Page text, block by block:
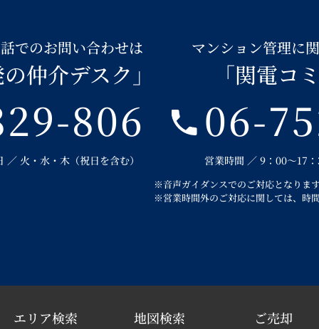
でのお問い合わせは
仲介デスク」
806
火・水・木（祝日を含む）
マンション管理に
「関電コ
06-
営業時間 ／ 9：00～17
※音声ガイダンスでのご対応となりま
※営業時間外のご対応に関しては、時
エリア検索 地図検索 ご売却